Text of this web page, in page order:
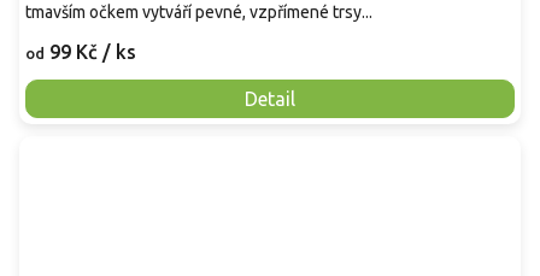
od 99 Kč / ks
Detail
tmavším očkem vytváří pevné, vzpřímené trsy...